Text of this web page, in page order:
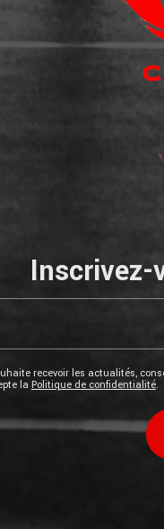
recevoir les actualités,
la Politique de confidentialité.